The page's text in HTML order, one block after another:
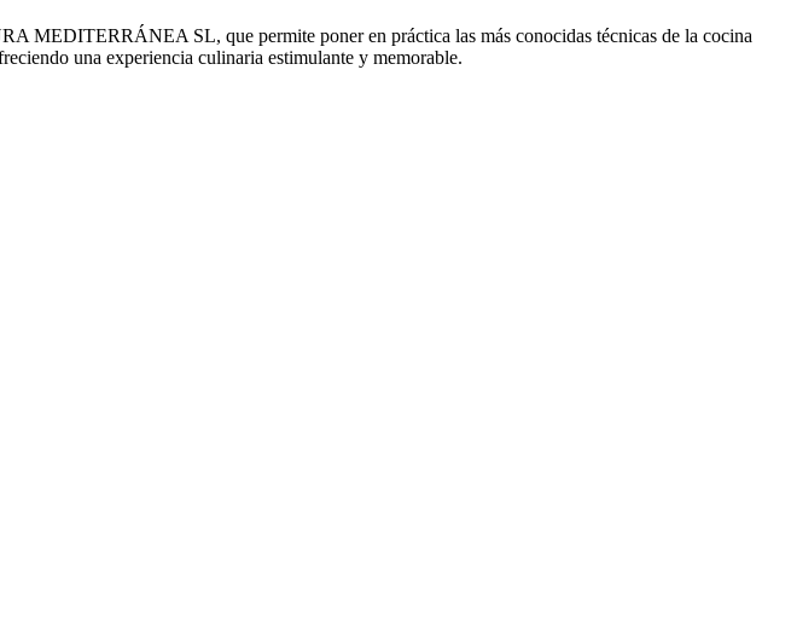
MEDITERRÁNEA SL, que permite poner en práctica las más conocidas técnicas de la cocina
una experiencia culinaria estimulante y memorable.